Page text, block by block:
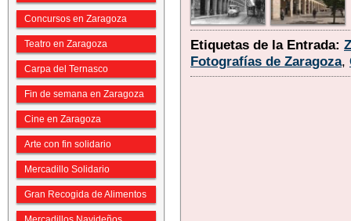
Concursos en Zaragoza
Teatro en Zaragoza
Carpa del Ternasco
Fin de semana en Zaragoza
Cine en Zaragoza
Arte con fin solidario
Mercadillo Solidario
Gran Recogida de Alimentos
Etiquetas de la Entrada:
Fotografías de Zaragoza,